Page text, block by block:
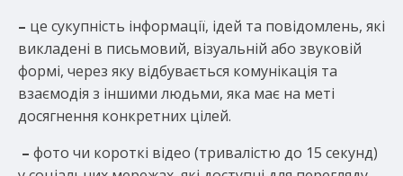
– це сукупність інформації, ідей та повідомлень, які
викладені в письмовий, візуальній або звуковій
формі, через яку відбувається комунікація та
взаємодія з іншими людьми, яка має на меті
досягнення конкретних цілей.
– фото чи короткі відео (тривалістю до 15 секунд)